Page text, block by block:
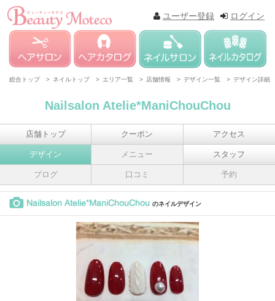
ログイン
ユーザー登録
総合トップ > ネイルトップ > エリア一覧 > 店舗情報 > デザイン一覧 > デザイン詳細
Nailsalon Atelie*ManiChouChou
店舗トップ クーポン アクセス
デザイン メニュー スタッフ
ブログ 口コミ 予約
Nailsalon Atelie*ManiChouChou のネイルデザイン